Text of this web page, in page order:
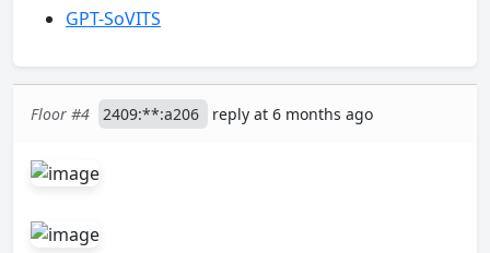
GPT-SoVITS
Floor #4 2409:**:a206 reply at 6 months ago